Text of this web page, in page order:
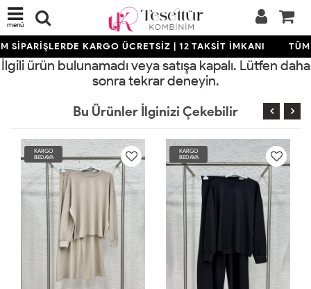
menü
SİPARİŞLERDE KARGO ÜCRETSİZ | 12 TAKSİT İMKANI
İlgili ürün bulunamadı veya satışa kapalı. Lütfen daha
sonra tekrar deneyin.
Bu Ürünler İlginizi Çekebilir
KARGO
BEDAVA
KARGO
BEDAVA